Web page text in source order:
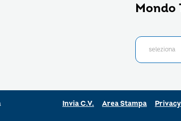
Mondo
Invia C.V. Area Stampa